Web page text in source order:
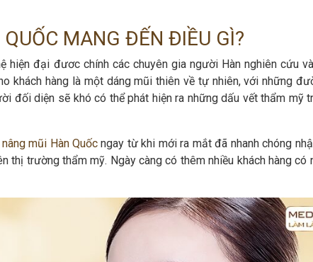
MANG ĐẾN ĐIỀU GÌ?
hiện đại đươc chính các chuyên gia người Hàn nghiên cứu
khách hàng là một dáng mũi thiên về tự nhiên, với những
đối diện sẽ khó có thể phát hiện ra những dấu vết thẩm mỹ
nâng mũi Hàn Quốcngay từ khi mới ra mắt đã nhanh chóng
thị trường thẩm mỹ. Ngày càng có thêm nhiều khách hàng có